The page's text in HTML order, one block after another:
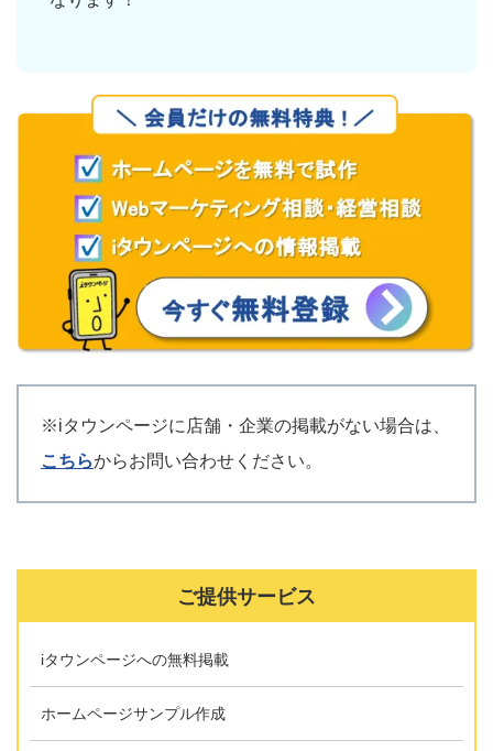
※iタウンページに店舗・企業の掲載がない場合は、
こちらからお問い合わせください。
ご提供サービス
iタウンページへの無料掲載
ホームページサンプル作成